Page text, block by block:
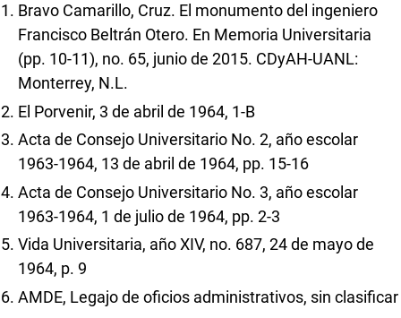
Bravo Camarillo, Cruz. El monumento del ingeniero
Francisco Beltrán Otero. En Memoria Universitaria
(pp. 10-11), no. 65, junio de 2015. CDyAH-UANL:
Monterrey, N.L.
El Porvenir, 3 de abril de 1964, 1-B
Acta de Consejo Universitario No. 2, año escolar
1963-1964, 13 de abril de 1964, pp. 15-16
Acta de Consejo Universitario No. 3, año escolar
1963-1964, 1 de julio de 1964, pp. 2-3
Vida Universitaria, año XIV, no. 687, 24 de mayo de
1964, p. 9
AMDE, Legajo de oficios administrativos, sin clasificar